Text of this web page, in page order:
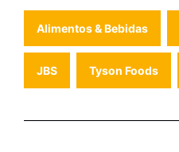
Alimentos & Bebidas
JBS Tyson Foods